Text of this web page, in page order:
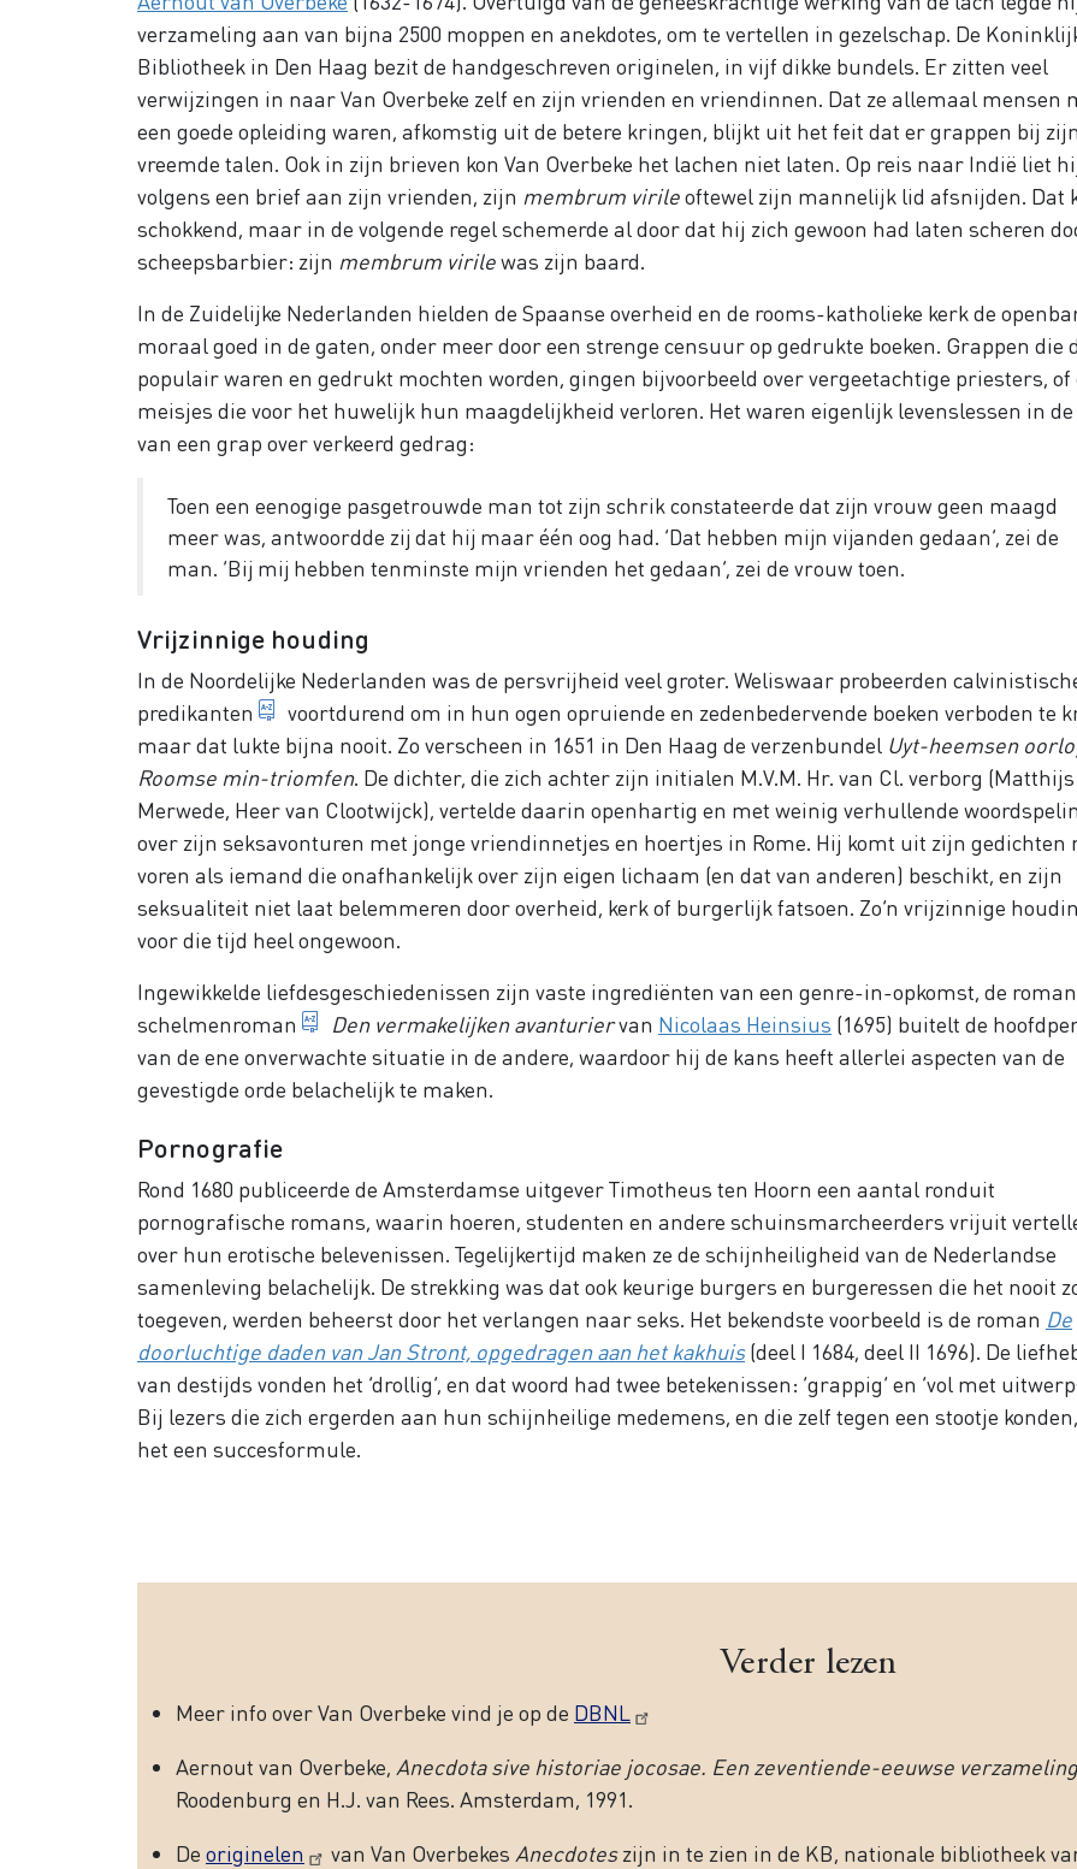
verzameling aan van bijna 2500 moppen en anekdotes, om te vertellen in gezelschap. De
Bibliotheek in Den Haag bezit de handgeschreven originelen, in vijf dikke bundels. Er zitten veel
verwijzingen in naar Van Overbeke zelf en zijn vrienden en vriendinnen. Dat ze allemaal mensen
een goede opleiding waren, afkomstig uit de betere kringen, blijkt uit het feit dat er grappen bij
vreemde talen. Ook in zijn brieven kon Van Overbeke het lachen niet laten. Op reis naar Indië liet
volgens een brief aan zijn vrienden, zijn membrum virileoftewel zijn mannelijk lid afsnijden. Dat
schokkend, maar in de volgende regel schemerde al door dat hij zich gewoon had laten scheren
scheepsbarbier: zijn membrum virilewas zijn baard.
In de Zuidelijke Nederlanden hielden de Spaanse overheid en de rooms-katholieke kerk de
moraal goed in de gaten, onder meer door een strenge censuur op gedrukte boeken. Grappen die
populair waren en gedrukt mochten worden, gingen bijvoorbeeld over vergeetachtige priesters, of
meisjes die voor het huwelijk hun maagdelijkheid verloren. Het waren eigenlijk levenslessen in
van een grap over verkeerd gedrag:
Toen een eenogige pasgetrouwde man tot zijn schrik constateerde dat zijn vrouw geen maagd
meer was, antwoordde zij dat hij maar één oog had. ‘Dat hebben mijn vijanden gedaan’, zei de
man. ‘Bij mij hebben tenminste mijn vrienden het gedaan’, zei de vrouw toen.
Vrijzinnige houding
In de Noordelijke Nederlanden was de persvrijheid veel groter. Weliswaar probeerden
predikanten
dominees die de strenge leer van Johannes Calvijn aanhingen
voortdurend om in hun ogen opruiende en zedenbedervende boeken verboden te
maar dat lukte bijna nooit. Zo verscheen in 1651 in Den Haag de verzenbundel Uyt-heemsen
Roomse min-triomfen. De dichter, die zich achter zijn initialen M.V.M. Hr. van Cl. verborg
Merwede, Heer van Clootwijck), vertelde daarin openhartig en met weinig verhullende
over zijn seksavonturen met jonge vriendinnetjes en hoertjes in Rome. Hij komt uit zijn gedichten
voren als iemand die onafhankelijk over zijn eigen lichaam (en dat van anderen) beschikt, en zijn
seksualiteit niet laat belemmeren door overheid, kerk of burgerlijk fatsoen. Zo’n vrijzinnige
voor die tijd heel ongewoon.
Ingewikkelde liefdesgeschiedenissen zijn vaste ingrediënten van een genre-in-opkomst, de
schelmenroman
verzonnen verhaal met een hoofdpersoon van geringe komaf, die zich slim
Den vermakelijken avanturiervan Nicolaas Heinsius (1695) buitelt de
van de ene onverwachte situatie in de andere, waardoor hij de kans heeft allerlei aspecten van de
gevestigde orde belachelijk te maken.
Pornografie
Rond 1680 publiceerde de Amsterdamse uitgever Timotheus ten Hoorn een aantal ronduit
pornografische romans, waarin hoeren, studenten en andere schuinsmarcheerders vrijuit
over hun erotische belevenissen. Tegelijkertijd maken ze de schijnheiligheid van de Nederlandse
samenleving belachelijk. De strekking was dat ook keurige burgers en burgeressen die het nooit
toegeven, werden beheerst door het verlangen naar seks. Het bekendste voorbeeld is de roman De
doorluchtige daden van Jan Stront, opgedragen aan het kakhuis(deel I 1684, deel II 1696). De
van destijds vonden het ‘drollig’, en dat woord had twee betekenissen: ‘grappig’ en ‘vol met
Bij lezers die zich ergerden aan hun schijnheilige medemens, en die zelf tegen een stootje
het een succesformule.
Verder lezen
Meer info over Van Overbeke vind je op de DBNL
Aernout van Overbeke, Anecdota sive historiae jocosae. Een zeventiende-eeuwse
Roodenburg en H.J. van Rees. Amsterdam, 1991.
De originelen van Van Overbekes Anecdoteszijn in te zien in de KB, nationale bibliotheek